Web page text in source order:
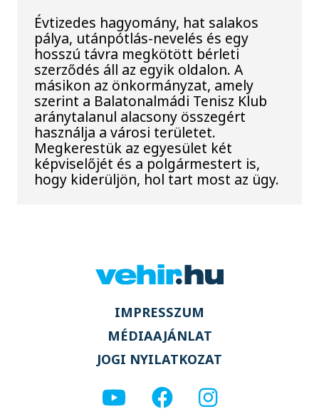
Évtizedes hagyomány, hat salakos
pálya, utánpótlás-nevelés és egy
hosszú távra megkötött bérleti
szerződés áll az egyik oldalon. A
másikon az önkormányzat, amely
szerint a Balatonalmádi Tenisz Klub
aránytalanul alacsony összegért
használja a városi területet.
Megkerestük az egyesület két
képviselőjét és a polgármestert is,
hogy kiderüljön, hol tart most az ügy.
IMPRESSZUM
MÉDIAAJÁNLAT
JOGI NYILATKOZAT